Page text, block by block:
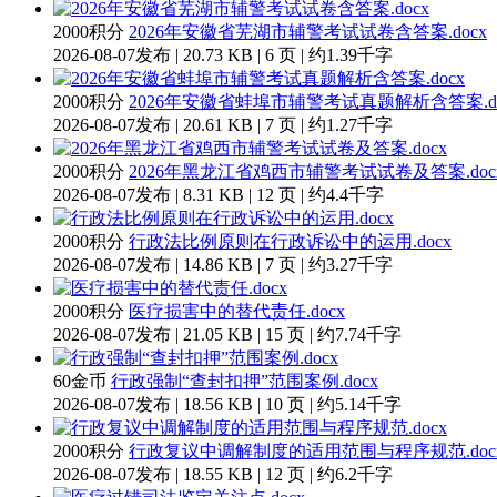
2000积分 2026年安徽省芜湖市辅警考试试卷含答案.docx
2026-08-07发布 | 20.73 KB | 6 页 | 约1.39千字
2000积分 2026年安徽省蚌埠市辅警考试真题解析含答案
2026-08-07发布 | 20.61 KB | 7 页 | 约1.27千字
2000积分 2026年黑龙江省鸡西市辅警考试试卷及答案
2026-08-07发布 | 8.31 KB | 12 页 | 约4.4千字
2000积分 行政法比例原则在行政诉讼中的运用.docx
2026-08-07发布 | 14.86 KB | 7 页 | 约3.27千字
2000积分 医疗损害中的替代责任.docx
2026-08-07发布 | 21.05 KB | 15 页 | 约7.74千字
60金币 行政强制“查封扣押”范围案例.docx
2026-08-07发布 | 18.56 KB | 10 页 | 约5.14千字
2000积分 行政复议中调解制度的适用范围与程序规范
2026-08-07发布 | 18.55 KB | 12 页 | 约6.2千字